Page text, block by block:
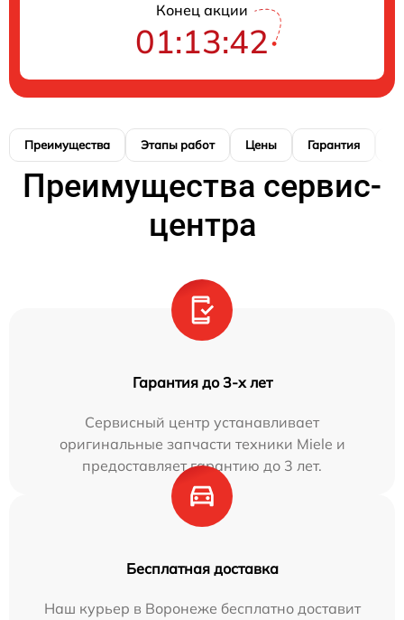
Конец акции
01:13:41
Преимущества Этапы работ Цены Гарантия
Преимущества сервис-
центра
Гарантия до 3-х лет
Сервисный центр устанавливает
оригинальные запчасти техники Miele и
предоставляет гарантию до 3 лет.
Бесплатная доставка
Наш курьер в Воронеже бесплатно доставит